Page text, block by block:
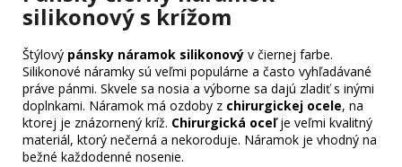
silikonový s krížom
Štýlový pánsky náramok silikonový v čiernej farbe.
Silikonové náramky sú veľmi populárne a často vyhľadávané
práve pánmi. Skvele sa nosia a výborne sa dajú zladiť s inými
doplnkami. Náramok má ozdoby z chirurgickej ocele, na
ktorej je znázornený kríž. Chirurgická oceľje veľmi kvalitný
materiál, ktorý nečerná a nekoroduje. Náramok je vhodný na
bežné každodenné nosenie.
DARČEKOVÁ
KRABIČKA
22,87
€